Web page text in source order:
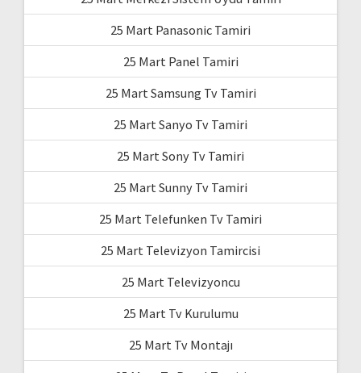
25 Mart Panasonic Tamiri
25 Mart Panel Tamiri
25 Mart Samsung Tv Tamiri
25 Mart Sanyo Tv Tamiri
25 Mart Sony Tv Tamiri
25 Mart Sunny Tv Tamiri
25 Mart Telefunken Tv Tamiri
25 Mart Televizyon Tamircisi
25 Mart Televizyoncu
25 Mart Tv Kurulumu
25 Mart Tv Montajı